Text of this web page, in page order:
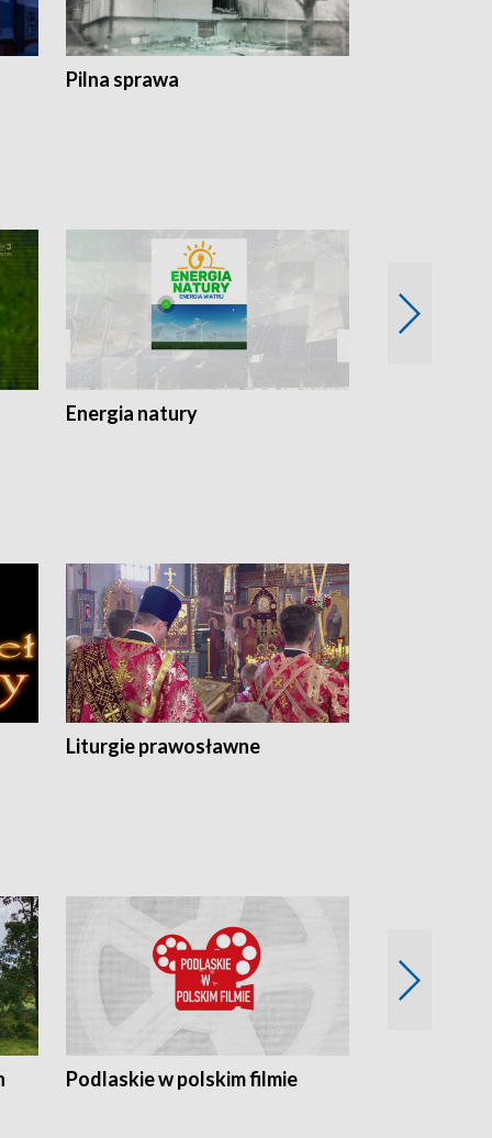
Pilna sprawa
Energia natury
Liturgie prawosławne
Podlaskie w polskim filmie